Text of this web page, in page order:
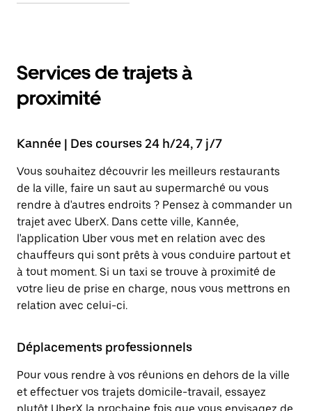
Services de trajets à
proximité
Kannée | Des courses 24 h/24, 7 j/7
Vous souhaitez découvrir les meilleurs restaurants
de la ville, faire un saut au supermarché ou vous
rendre à d'autres endroits ? Pensez à commander un
trajet avec UberX. Dans cette ville, Kannée,
l'application Uber vous met en relation avec des
chauffeurs qui sont prêts à vous conduire partout et
à tout moment. Si un taxi se trouve à proximité de
votre lieu de prise en charge, nous vous mettrons en
relation avec celui-ci.
Déplacements professionnels
Pour vous rendre à vos réunions en dehors de la ville
et effectuer vos trajets domicile-travail, essayez